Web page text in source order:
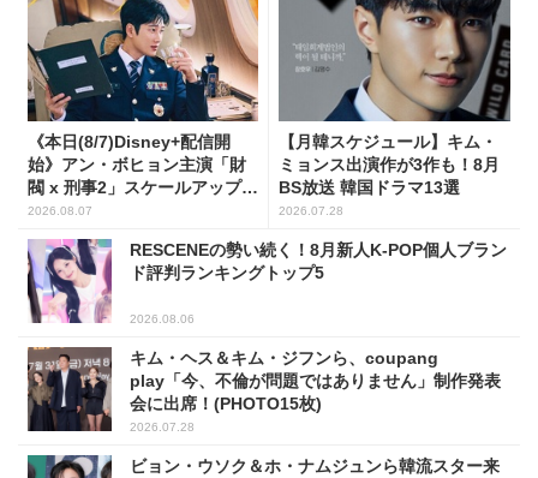
《本日(8/7)Disney+配信開
始》アン・ボヒョン主演「財
閥 x 刑事2」スケールアップし
たFLEX捜査に注目
2026.08.07
【月韓スケジュール】キム・
ミョンス出演作が3作も！8月
BS放送 韓国ドラマ13選
2026.07.28
RESCENEの勢い続く！8月新人K-POP個人ブラン
ド評判ランキングトップ5
2026.08.06
キム・ヘス＆キム・ジフンら、coupang
play「今、不倫が問題ではありません」制作発表
会に出席！(PHOTO15枚)
2026.07.28
ビョン・ウソク＆ホ・ナムジュンら韓流スター来